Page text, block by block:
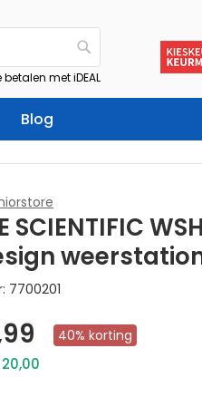
Zoek
met iDEAL
Blog
SCIENTIFIC
7700201
40% korting